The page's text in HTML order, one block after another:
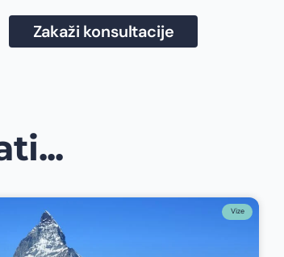
Zakaži konsultacije
Vize